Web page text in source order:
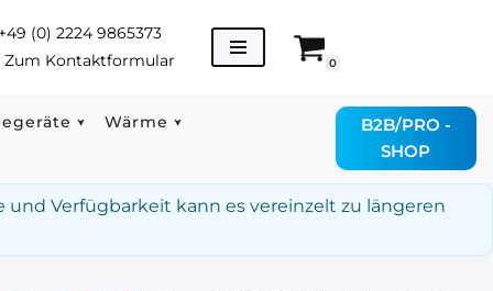
+49 (0) 2224 9865373
Zum Kontaktformular 0
Wärme
B2B/PRO -
SHOP
Verfügbarkeit kann es vereinzelt zu längeren